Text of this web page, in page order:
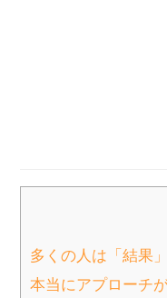
多くの人は「結果
本当にアプローチ